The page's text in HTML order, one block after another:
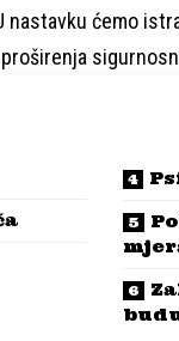
nastavku ćemo